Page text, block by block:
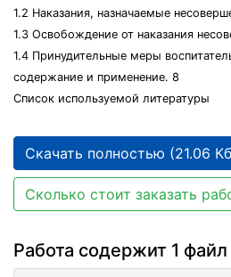
1.2 Наказания, назначаемые
1.3 Освобождение от наказания
1.4 Принудительные меры
содержание и применение. 8
Список используемой литературы
Скачать полностью (21.06
Сколько стоит заказать
Работа содержит 1 файл